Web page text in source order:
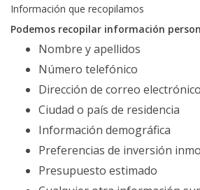
Información que recopilamos
Podemos recopilar información
Nombre y apellidos
Número telefónico
Dirección de correo electrónico
Ciudad o país de residencia
Información demográfica
Preferencias de inversión
Presupuesto estimado